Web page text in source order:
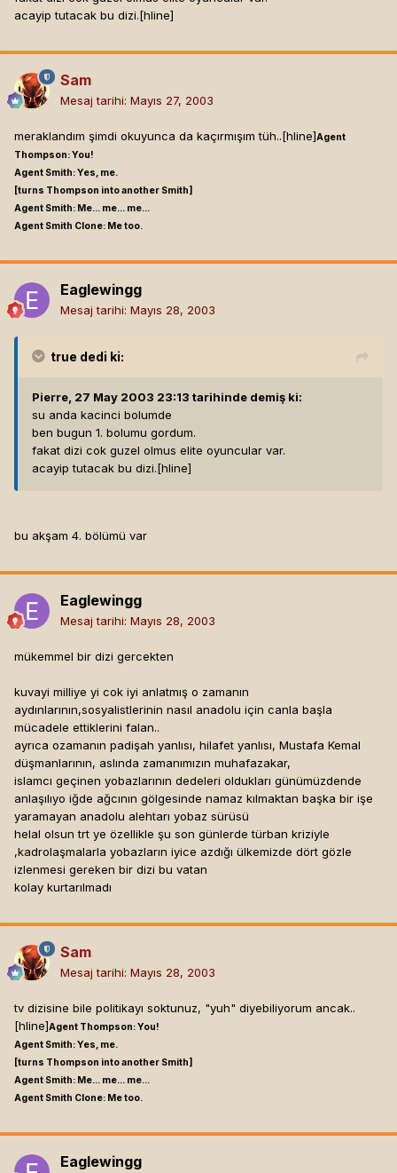
acayip tutacak bu dizi.[hline]
Sam
Mesaj tarihi: Mayıs 27, 2003
meraklandım şimdi okuyunca da kaçırmışım tüh..[hline]Agent
Thompson: You!
Agent Smith: Yes, me.
[turns Thompson into another Smith]
Agent Smith: Me... me... me...
Agent Smith Clone: Me too.
Eaglewingg
Mesaj tarihi: Mayıs 28, 2003
true dedi ki:
Pierre, 27 May 2003 23:13 tarihinde demiş ki:
su anda kacinci bolumde
ben bugun 1. bolumu gordum.
fakat dizi cok guzel olmus elite oyuncular var.
acayip tutacak bu dizi.[hline]
bu akşam 4. bölümü var
Eaglewingg
Mesaj tarihi: Mayıs 28, 2003
mükemmel bir dizi gercekten
kuvayi milliye yi cok iyi anlatmış o zamanın
aydınlarının,sosyalistlerinin nasıl anadolu için canla başla
mücadele ettiklerini falan..
ayrıca ozamanın padişah yanlısı, hilafet yanlısı, Mustafa Kemal
düşmanlarının, aslında zamanımızın muhafazakar,
islamcı geçinen yobazlarının dedeleri oldukları günümüzdende
anlaşılıyo iğde ağcının gölgesinde namaz kılmaktan başka bir işe
yaramayan anadolu alehtarı yobaz sürüsü
helal olsun trt ye özellikle şu son günlerde türban kriziyle
,kadrolaşmalarla yobazların iyice azdığı ülkemizde dört gözle
izlenmesi gereken bir dizi bu vatan
kolay kurtarılmadı
Sam
Mesaj tarihi: Mayıs 28, 2003
tv dizisine bile politikayı soktunuz, "yuh" diyebiliyorum ancak..
[hline]Agent Thompson: You!
Agent Smith: Yes, me.
[turns Thompson into another Smith]
Agent Smith: Me... me... me...
Agent Smith Clone: Me too.
Eaglewingg